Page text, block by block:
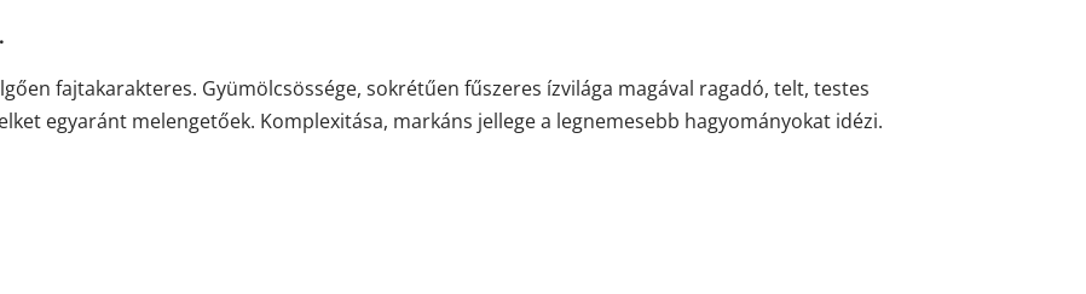
fajtakarakteres. Gyümölcsössége, sokrétűen fűszeres ízvilága magával ragadó, telt, testes
egyaránt melengetőek. Komplexitása, markáns jellege a legnemesebb hagyományokat idézi.